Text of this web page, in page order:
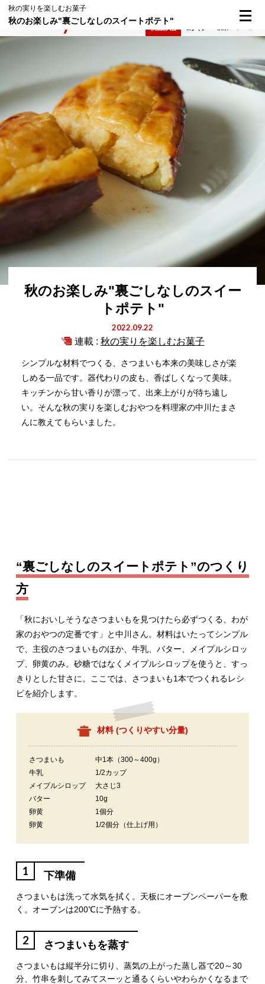
秋の実りを楽しむお菓子
秋のお楽しみ"裏ごしなしのスイートポテト"
秋のお楽しみ"裏ごしなしのスイー
トポテト"
2022.09.22
連載 : 秋の実りを楽しむお菓子
シンプルな材料でつくる、さつまいも本来の美味しさが楽
しめる一品です。器代わりの皮も、香ばしくなって美味。
キッチンから甘い香りが漂って、出来上がりが待ち遠し
い。そんな秋の実りを楽しむおやつを料理家の中川たまさ
んに教えてもらいました。
“裏ごしなしのスイートポテト”のつくり
方
「秋においしそうなさつまいもを見つけたら必ずつくる、わが
家のおやつの定番です」と中川さん。材料はいたってシンプル
で、主役のさつまいものほか、牛乳、バター、メイプルシロッ
プ、卵黄のみ。砂糖ではなくメイプルシロップを使うと、すっ
きりとした甘さに。ここでは、さつまいも1本でつくれるレシ
ピを紹介します。
材料 (つくりやすい分量)
さつまいも
中1本（300～400g）
牛乳
1/2カップ
メイプルシロップ
大さじ3
バター
10g
卵黄
1個分
卵黄
1/2個分（仕上げ用）
1 下準備
さつまいもは洗って水気を拭く。天板にオーブンペーパーを敷
く。オーブンは200℃に予熱する。
2 さつまいもを蒸す
さつまいもは縦半分に切り、蒸気の上がった蒸し器で20～30
分、竹串を刺してみてスーッと通るくらいやわらかくなるまで